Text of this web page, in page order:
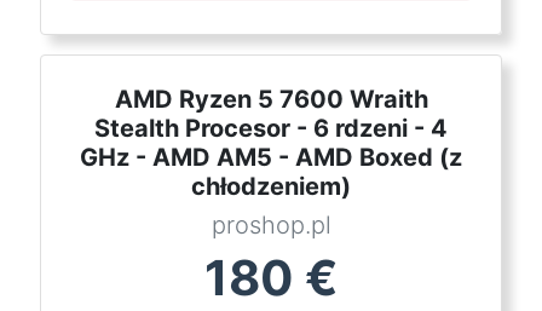
AMD Ryzen 5 7600 Wraith
Stealth Procesor - 6 rdzeni - 4
GHz - AMD AM5 - AMD Boxed (z
chłodzeniem)
proshop.pl
180 €